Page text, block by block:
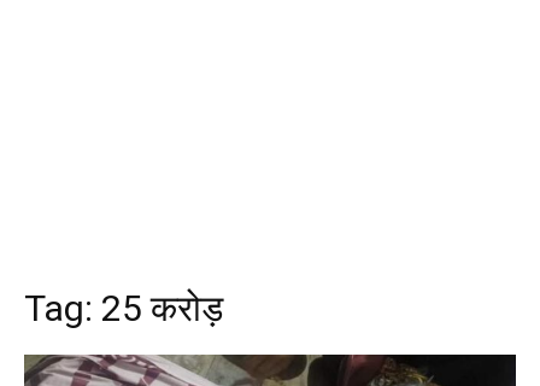
Tag: 25 करोड़